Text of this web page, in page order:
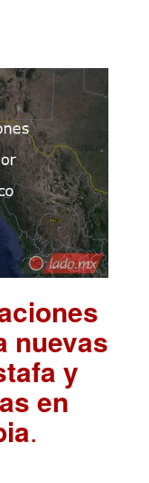
nuevas
y
en
.